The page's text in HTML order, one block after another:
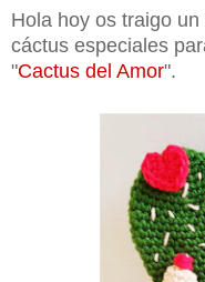
Hola hoy os traigo
cáctus especiales
"Cactus del Amor".